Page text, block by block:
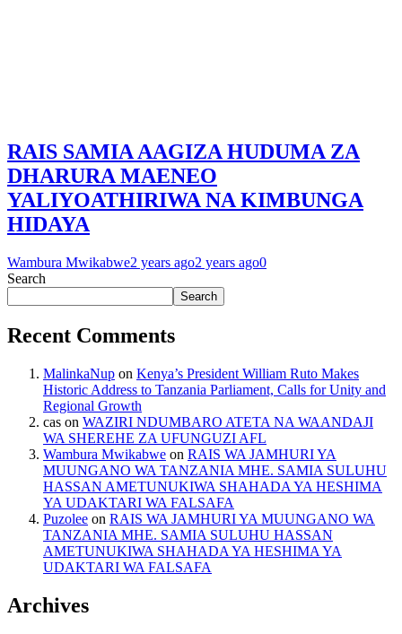
RAIS SAMIA AAGIZA HUDUMA ZA
DHARURA MAENEO
YALIYOATHIRIWA NA KIMBUNGA
HIDAYA
Wambura Mwikabwe2 years ago2 years ago0
Search
Search
Recent Comments
MalinkaNup on Kenya’s President William Ruto Makes
Historic Address to Tanzania Parliament, Calls for Unity and
Regional Growth
cas on WAZIRI NDUMBARO ATETA NA WAANDAJI
WA SHEREHE ZA UFUNGUZI AFL
Wambura Mwikabwe on RAIS WA JAMHURI YA
MUUNGANO WA TANZANIA MHE. SAMIA SULUHU
HASSAN AMETUNUKIWA SHAHADA YA HESHIMA
YA UDAKTARI WA FALSAFA
Puzolee on RAIS WA JAMHURI YA MUUNGANO WA
TANZANIA MHE. SAMIA SULUHU HASSAN
AMETUNUKIWA SHAHADA YA HESHIMA YA
UDAKTARI WA FALSAFA
Archives